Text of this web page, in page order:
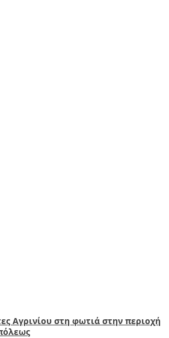
Αγρινίου στη φωτιά στην περιοχή